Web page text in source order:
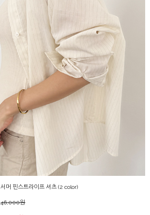
서머 핀스트라이프 셔츠 (2 color)
46,000원